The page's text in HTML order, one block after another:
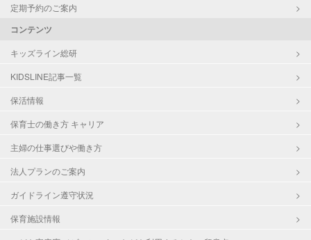
定期予約のご案内
コンテンツ
キッズライン総研
KIDSLINE記事一覧
保活情報
保育士の働き方 キャリア
主婦の仕事選びや働き方
法人プランのご案内
ガイドライン遵守状況
保育施設情報